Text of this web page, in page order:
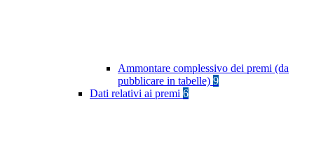
Ammontare complessivo dei premi (da
pubblicare in tabelle) 9
Dati relativi ai premi 6